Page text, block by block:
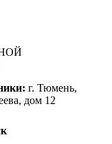
г. Тюмень,
дом 12